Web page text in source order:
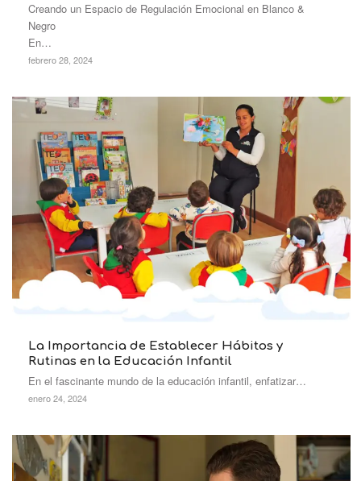
Creando un Espacio de Regulación Emocional en Blanco &
Negro
En…
febrero 28, 2024
La Importancia de Establecer Hábitos y
Rutinas en la Educación Infantil
En el fascinante mundo de la educación infantil, enfatizar…
enero 24, 2024